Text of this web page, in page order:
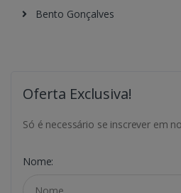
Bento Gonçalves
Oferta Exclusiva!
Só é necessário se inscrever em
Nome: